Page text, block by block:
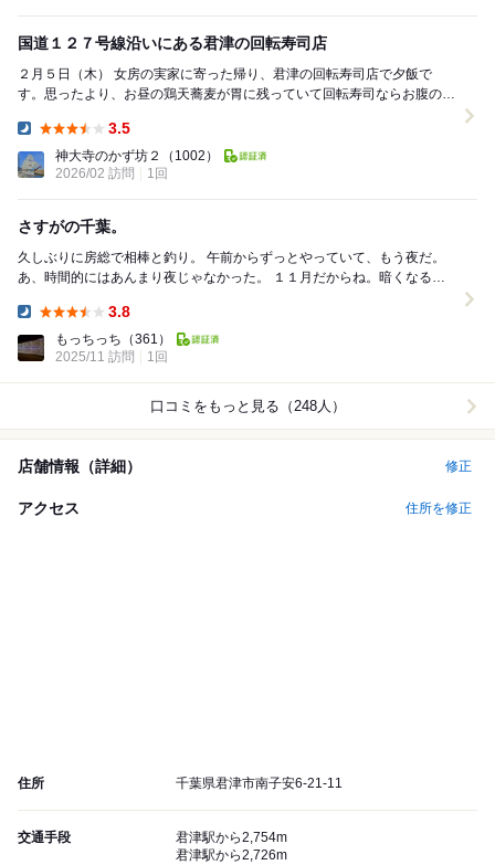
国道１２７号線沿いにある君津の回転寿司店
２月５日（木） 女房の実家に寄った帰り、君津の回転寿司店で夕飯で
す。思ったより、お昼の鶏天蕎麦が胃に残っていて回転寿司ならお腹の調
3.5
神大寺のかず坊２
（1002）
2026/02 訪問
1回
さすがの千葉。
久しぶりに房総で相棒と釣り。 午前からずっとやっていて、もう夜だ。
あ、時間的にはあんまり夜じゃなかった。 １１月だからね。暗くなるの
3.8
もっちっち （361）
2025/11 訪問
1回
口コミをもっと見る（248人）
店舗情報（詳細） 修正
アクセス 住所を修正
住所 千葉県君津市南子安6-21-11
交通手段
君津駅から2,754m
君津駅から2,726m